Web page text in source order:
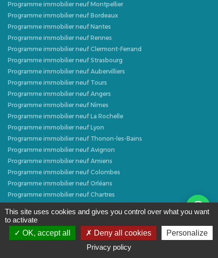
Programme immobilier neuf Montpellier
Programme immobilier neuf Bordeaux
Programme immobilier neuf Nantes
Programme immobilier neuf Rennes
Programme immobilier neuf Clermont-Ferrand
Programme immobilier neuf Strasbourg
Programme immobilier neuf Aubervilliers
Programme immobilier neuf Tours
Programme immobilier neuf Angers
Programme immobilier neuf Nîmes
Programme immobilier neuf La Rochelle
Programme immobilier neuf Lyon
Programme immobilier neuf Thonon-les-Bains
Programme immobilier neuf Avignon
Programme immobilier neuf Amiens
Programme immobilier neuf Colombes
Programme immobilier neuf Orléans
Programme immobilier neuf Chartres
Programme immobilier neuf Caen
Programme immobilier neuf Dijon
Programme immobilier neuf Villeurbanne
Programme immobilier neuf Narbonne
This site uses cookies and gives you control over what you want
to activate
OK, accept all
Deny all cookies
Personalize
Privacy policy